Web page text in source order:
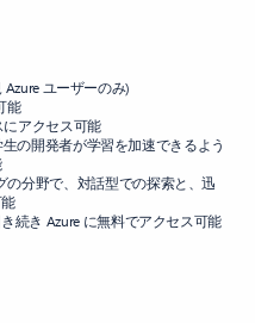
ユーザーのみ)
能
にアクセス可能
の開発者が学習を加速できるよう
分野で、対話型での探索と、迅
続き Azure に無料でアクセス可能